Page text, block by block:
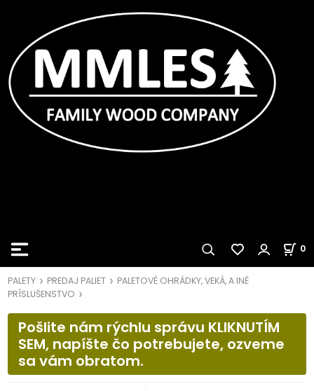
0
PALETY PREDAJ PALIET
PALETOVÉ OHRÁDKY, VEKÁ, A INÉ
PRÍSLUŠENSTVO
Pošlite nám rýchlu správu KLIKNUTÍM
SEM, napíšte čo potrebujete, ozveme
sa vám obratom.